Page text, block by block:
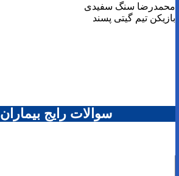
محمدرضا سنگ سفیدی
بازیکن تیم گیتی پسند
سوالات رایج بیماران